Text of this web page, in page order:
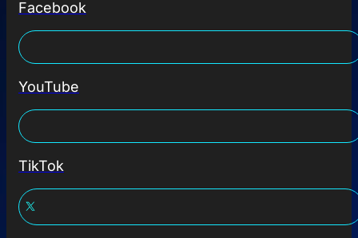
Facebook
YouTube
TikTok